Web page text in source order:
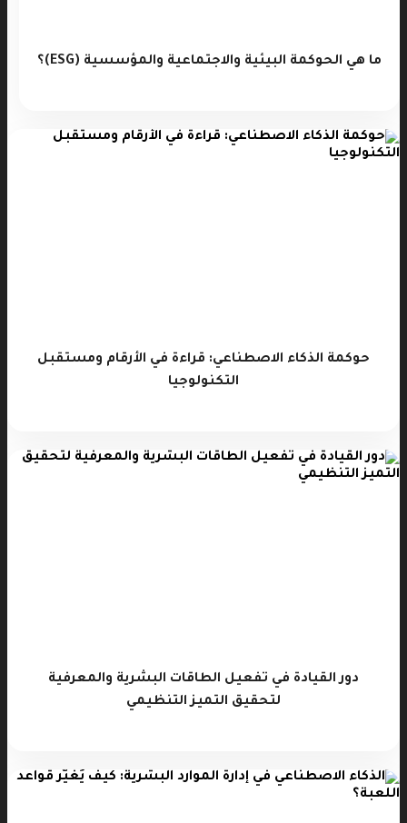
ما هي الحوكمة البيئية والاجتماعية والمؤسسية (ESG)؟
حوكمة الذكاء الاصطناعي: قراءة في الأرقام ومستقبل
التكنولوجيا
دور القيادة في تفعيل الطاقات البشرية والمعرفية
لتحقيق التميز التنظيمي